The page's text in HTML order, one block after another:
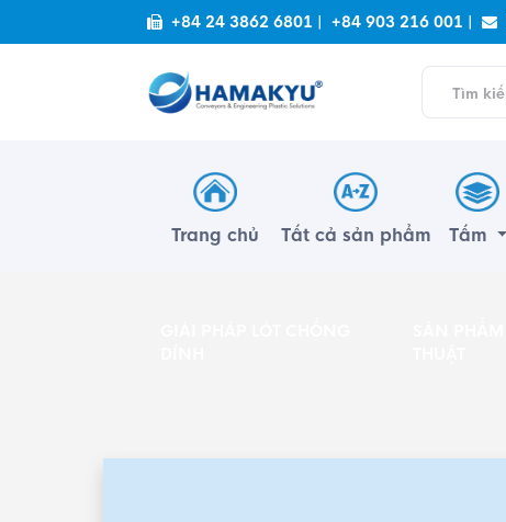
+84 24 3862 6801 | +84 903 216 001 |
Trang chủ Tất cả sản phẩm Tấm